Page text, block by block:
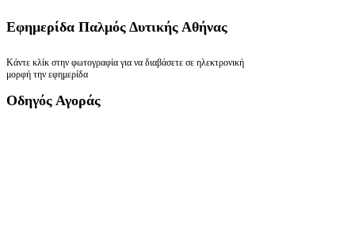
Εφημερίδα Παλμός Δυτικής Αθήνας
Κάντε κλίκ στην φωτογραφία για να διαβάσετε σε ηλεκτρονική
μορφή την εφημερίδα
Οδηγός Αγοράς